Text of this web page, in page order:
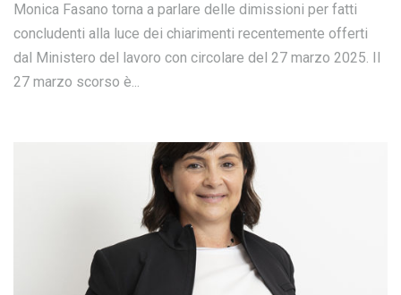
Monica Fasano torna a parlare delle dimissioni per fatti
concludenti alla luce dei chiarimenti recentemente offerti
dal Ministero del lavoro con circolare del 27 marzo 2025. Il
27 marzo scorso è...